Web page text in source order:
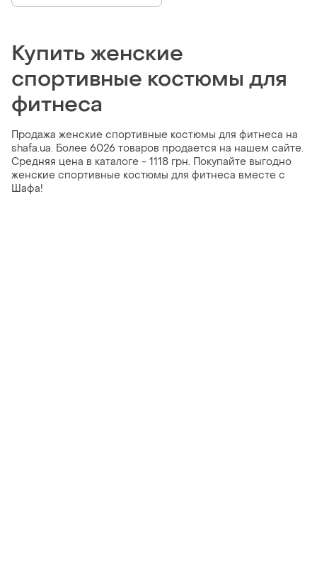
Купить женские
спортивные костюмы для
фитнеса
Продажа женские спортивные костюмы для фитнеса на
shafa.ua. Более 6026 товаров продается на нашем сайте.
Средняя цена в каталоге - 1118 грн. Покупайте выгодно
женские спортивные костюмы для фитнеса вместе с
Шафа!